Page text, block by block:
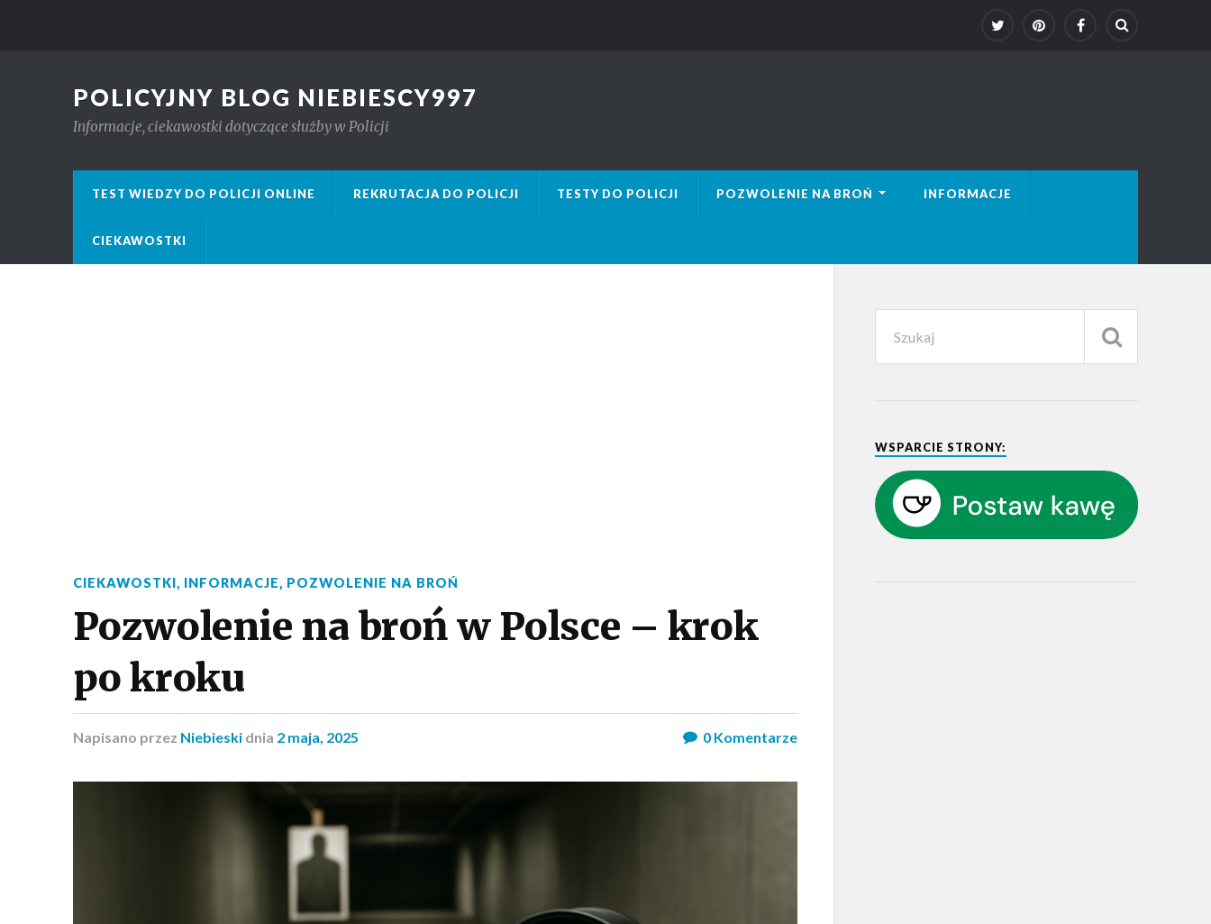
POLICYJNY BLOG NIEBIESCY997
Informacje, ciekawostki dotyczące służby w Policji
TEST WIEDZY DO POLICJI ONLINE REKRUTACJA DO POLICJI TESTY DO POLICJI POZWOLENIE NA BROŃ INFORMACJE
CIEKAWOSTKI
CIEKAWOSTKI, INFORMACJE, POZWOLENIE NA BROŃ
Pozwolenie na broń w Polsce – krok
po kroku
Napisano przez Niebieski dnia 2 maja, 2025 0Komentarze
WSPARCIE STRONY: